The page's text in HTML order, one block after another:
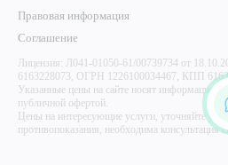
Правовая информация
Соглашение
Лицензия: Л041-01050-61/00739734 от
6163228073, ОГРН 1226100034467, КПП
Указанные цены на сайте носят
публичной офертой.
Цены на интересующие услуги, уточняйте у
противопоказания, необходима консультация